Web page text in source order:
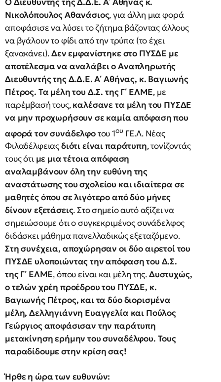
Νικολόπουλος Αθανάσιος, για άλλη μια φορά
αποφάσισε να λύσει το ζήτημα βάζοντας άλλους
να βγάλουν το φίδι από την τρύπα (το έχει
ξανακάνει).Δεν εμφανίστηκε στο ΠΥΣΔΕ με
αποτέλεσμα να αναλάβει ο Αναπληρωτής
Διευθυντής της Δ.Δ.Ε. Α΄ Αθήνας, κ. Βαγιωνής
Πέτρος. Τα μέλη του Δ.Σ. της Γ΄ ΕΛΜΕ, με
παρέμβασή τους,καλέσανε τα μέλη του ΠΥΣΔΕ
να μην προχωρήσουν σε καμία απόφαση που
αφορά τον συνάδελφοτου 1ου ΓΕ.Λ. Νέας
Φιλαδέλφειαςδιότι είναι παράτυπη, τονίζοντάς
τους ότι με μια τέτοια απόφαση
αναλαμβάνουν όλη την ευθύνη της
αναστάτωσης του σχολείου και ιδιαίτερα σε
μαθητές όπου σε λιγότερο από δύο μήνες
δίνουν εξετάσεις. Στο σημείο αυτό αξίζει να
σημειώσουμε ότι ο συγκεκριμένος συνάδελφος
διδάσκει μάθημα πανελλαδικώς εξεταζόμενο.
Στη συνέχεια, αποχώρησαν οι δύο αιρετοί του
ΠΥΣΔΕ υλοποιώντας την απόφαση του Δ.Σ.
της Γ΄ ΕΛΜΕ, όπου είναι και μέλη της.Δυστυχώς,
ο τελών χρέη προέδρου του ΠΥΣΔΕ, κ.
Βαγιωνής Πέτρος, και τα δύο διορισμένα
μέλη, Δελληγιάννη Ευαγγελία και Πούλος
Γεώργιος αποφάσισαν την παράτυπη
μετακίνηση ερήμην του συναδέλφου. Τους
παραδίδουμε στην κρίση σας!
Ήρθε η ώρα των ευθυνών: